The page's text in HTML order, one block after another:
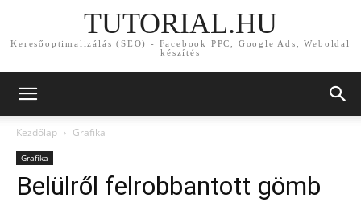
TUTORIAL.HU
Keresőoptimalizálás (SEO) - Facebook PPC, Google Ads, Weboldal
készítés
Kezdőlap Grafika
Grafika
Belülről felrobbantott gömb